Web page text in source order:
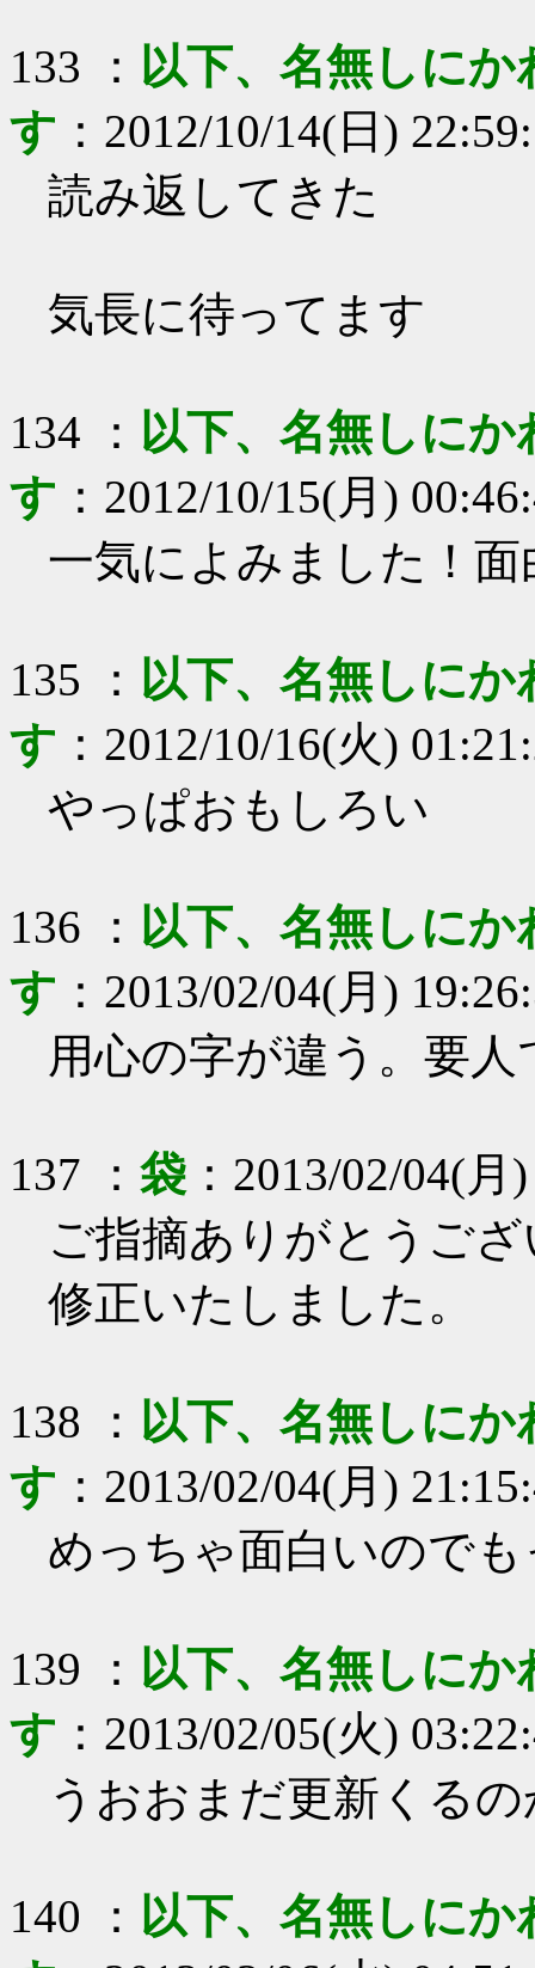
133 ： 以下、名無しに
す ： 2012/10/14(日)
読み返してきた
気長に待ってます
134 ： 以下、名無しに
す ： 2012/10/15(月)
一気によみました！
135 ： 以下、名無しに
す ： 2012/10/16(火)
やっぱおもしろい
136 ： 以下、名無しに
す ： 2013/02/04(月)
用心の字が違う。要人
137 ： 袋 ： 2013/02/04(月
ご指摘ありがとうご
修正いたしました。
138 ： 以下、名無しに
す ： 2013/02/04(月)
めっちゃ面白いのでも
139 ： 以下、名無しに
す ： 2013/02/05(火)
うおおまだ更新くる
140 ： 以下、名無しに